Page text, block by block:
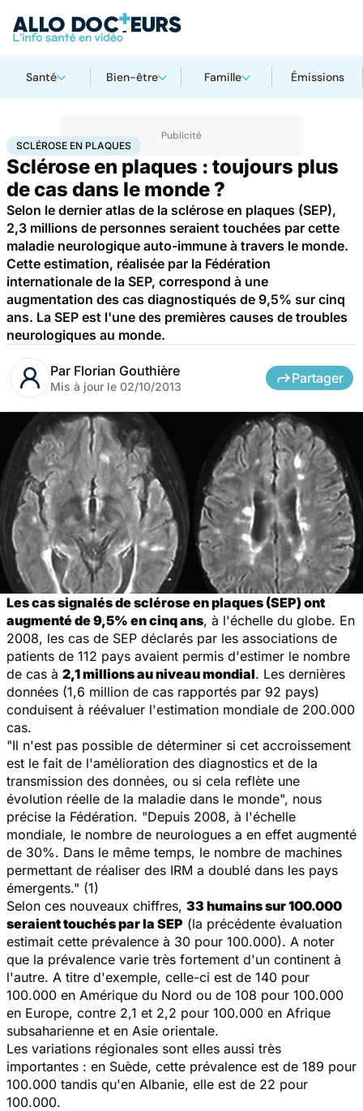
Santé Bien-être Famille Émissions
AccueilSantéSclérose en plaques
SCLÉROSE EN PLAQUES
Sclérose en plaques : toujours plus
de cas dans le monde ?
Selon le dernier atlas de la sclérose en plaques (SEP),
2,3 millions de personnes seraient touchées par cette
maladie neurologique auto-immune à travers le monde.
Cette estimation, réalisée par la Fédération
internationale de la SEP, correspond à une
augmentation des cas diagnostiqués de 9,5% sur cinq
ans. La SEP est l'une des premières causes de troubles
neurologiques au monde.
Par Florian Gouthière
Mis à jour le 02/10/2013
Partager
Les cas signalés de sclérose en plaques (SEP) ont
augmenté de 9,5% en cinq ans, à l'échelle du globe. En
2008, les cas de SEP déclarés par les associations de
patients de 112 pays avaient permis d'estimer le nombre
de cas à 2,1 millions au niveau mondial. Les dernières
données (1,6 million de cas rapportés par 92 pays)
conduisent à réévaluer l'estimation mondiale de 200.000
cas.
"Il n'est pas possible de déterminer si cet accroissement
est le fait de l'amélioration des diagnostics et de la
transmission des données, ou si cela reflète une
évolution réelle de la maladie dans le monde", nous
précise la Fédération. "Depuis 2008, à l'échelle
mondiale, le nombre de neurologues a en effet augmenté
de 30%. Dans le même temps, le nombre de machines
permettant de réaliser des IRM a doublé dans les pays
émergents." (1)
Selon ces nouveaux chiffres, 33 humains sur 100.000
seraient touchés par la SEP (la précédente évaluation
estimait cette prévalence à 30 pour 100.000). A noter
que la prévalence varie très fortement d'un continent à
l'autre. A titre d'exemple, celle-ci est de 140 pour
100.000 en Amérique du Nord ou de 108 pour 100.000
en Europe, contre 2,1 et 2,2 pour 100.000 en Afrique
subsaharienne et en Asie orientale.
Les variations régionales sont elles aussi très
importantes : en Suède, cette prévalence est de 189 pour
100.000 tandis qu'en Albanie, elle est de 22 pour
100.000.